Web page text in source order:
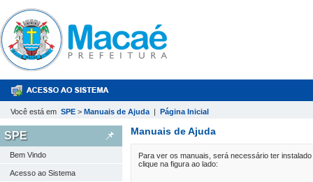
Você está em SPE > Manuais de Ajuda | Página Inicial
SPE
Bem Vindo
Acesso ao Sistema
Manuais de Ajuda
Para ver os manuais, será necessário ter
clique na figura ao lado: